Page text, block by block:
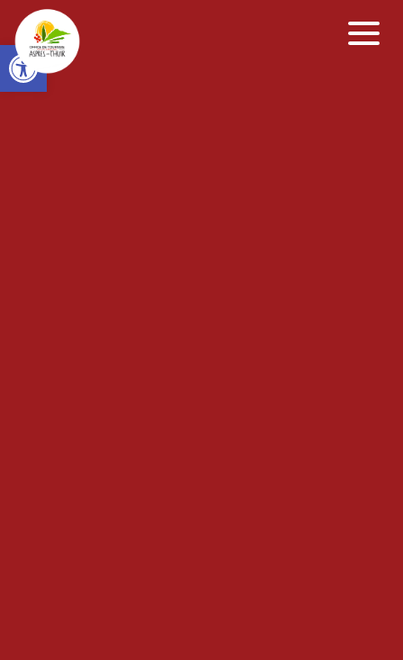
Open toolbar